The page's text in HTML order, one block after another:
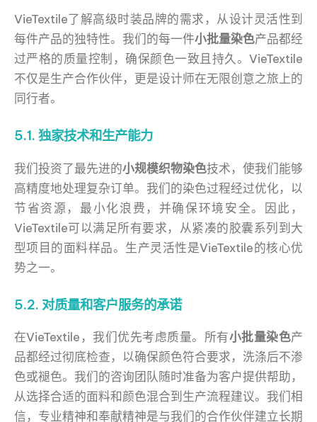
VieTextile了解高级时装品牌的需求，从设计灵活性到
每件产品的独特性。我们的每一件小批量染色产品都经
过严格的质量控制，确保颜色一致且持久。VieTextile
不仅是生产合作伙伴，更是设计师在无限创意之旅上的
同行者。
5.1. 独家技术和生产能力
我们投资了最先进的小规模织物染色技术，使我们能够
高精度地处理复杂订单。我们的染色过程经过优化，以
节省资源，最小化浪费，并确保环境安全。因此，
VieTextile可以满足所有要求，从紧凑的胶囊系列到大
型项目的面料样品。生产灵活性是VieTextile的核心优
势之一。
5.2. 对质量和客户服务的承诺
在VieTextile，我们优先考虑质量。所有小批量染色产
品都经过彻底检查，以确保颜色符合要求，洗涤后不渗
色或褪色。我们的咨询团队随时准备为客户提供帮助，
从选择合适的面料和颜色混合到生产流程建议。我们相
信，专业精神和奉献精神是与我们的合作伙伴建立长期